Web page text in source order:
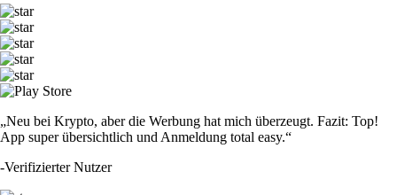
„Neu bei Krypto, aber die Werbung hat mich überzeugt. Fazit: Top!
App super übersichtlich und Anmeldung total easy.“
-Verifizierter Nutzer